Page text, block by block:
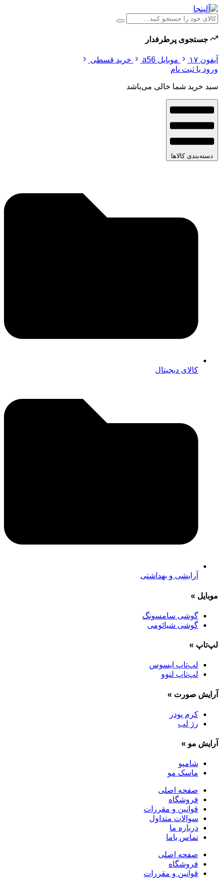
جستجوی پرطرفدار
آیفون ۱۷ موبایل a56
خرید قسطی
ورود یا ثبت نام
سبد خرید شما خالی می‌باشد
دسته‌بندی کالاها
کالای دیجیتال
آرایشی و بهداشتی
موبایل »
گوشی سامسونگ
گوشی شیائومی
لپ‌تاپ »
لپ‌تاپ ایسوس
لپ‌تاپ لنوو
آرایش صورت »
کرم پودر
رژ لب
آرایش مو »
شامپو
ماسک مو
صفحه اصلی
فروشگاه
قوانین و مقررات
سوالات متداول
درباره ما
تماس باما
صفحه اصلی
فروشگاه
قوانین و مقررات